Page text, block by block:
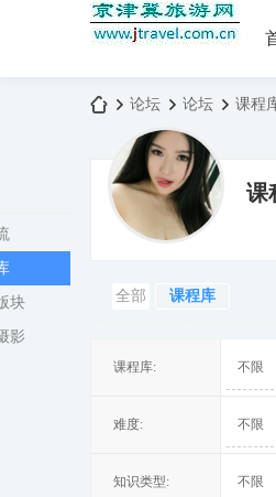
»
论坛
›
论坛 课程
块
影
课
全部 课程库
课程库: 不限
难度: 不限
知识类型: 不限